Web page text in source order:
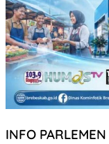
INFO PARLEMEN